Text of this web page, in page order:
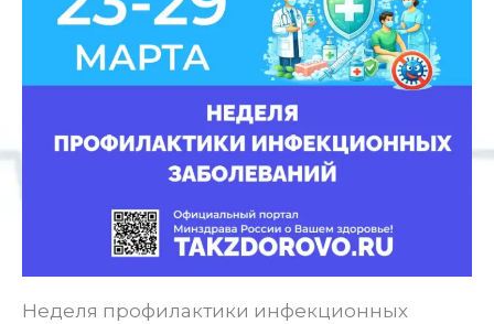
Неделя профилактики инфекционных